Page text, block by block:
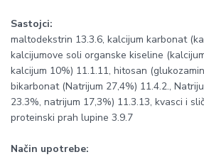
Sastojci:
maltodekstrin 13.3.6, kalcijum karbonat
kalcijumove soli organske kiseline
kalcijum 10%) 11.1.11, hitosan
bikarbonat (Natrijum 27,4%) 11.4.2.,
23.3%, natrijum 17,3%) 11.3.13, kvasci i
proteinski prah lupine 3.9.7
Način upotrebe: